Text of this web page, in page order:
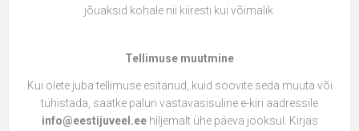
jõuaksid kohale nii kiiresti kui võimalik.
Tellimuse muutmine
Kui olete juba tellimuse esitanud, kuid soovite seda muuta või
tühistada, saatke palun vastavasisuline e-kiri aadressile
info@eestijuveel.eehiljemalt ühe päeva jooksul. Kirjas